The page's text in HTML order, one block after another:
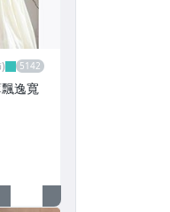
逸寬